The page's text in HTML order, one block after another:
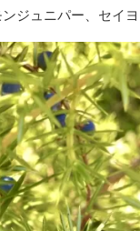
ニパー、セイヨウ